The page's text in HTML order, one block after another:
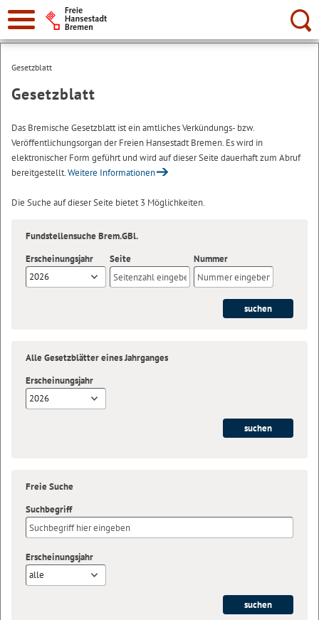
Suche:
Gesetzblatt
Gesetzblatt
Das Bremische Gesetzblatt ist ein amtliches Verkündungs- bzw.
Veröffentlichungsorgan der Freien Hansestadt Bremen. Es wird in
elektronischer Form geführt und wird auf dieser Seite dauerhaft zum Abruf
bereitgestellt.Weitere Informationen
Die Suche auf dieser Seite bietet 3 Möglichkeiten.
Fundstellensuche Brem.GBl.
Erscheinungsjahr
2026
Seite Nummer
Alle Gesetzblätter eines Jahrganges
Erscheinungsjahr
2026
Freie Suche
Suchbegriff
Erscheinungsjahr
alle